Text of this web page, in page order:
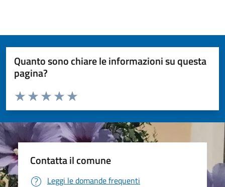
Quanto sono chiare le informazioni su questa
pagina?
Valuta da 1 a 5 stelle la pagina
Valuta 5 stelle su 5
Valuta 4 stelle su 5
Valuta 3 stelle su 5
Valuta 2 stelle su 5
Valuta 1 stelle su 5
Contatta il comune
Leggi le domande frequenti